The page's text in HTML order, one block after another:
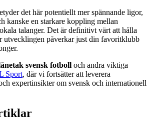
det här potentiellt mer spännande ligor,
kanske en starkare koppling mellan
talanger. Det är definitivt värt att hålla
utvecklingen påverkar just din favoritklubb
svensk fotboll och andra viktiga
Sport, där vi fortsätter att leverera
expertinsikter om svensk och internationell